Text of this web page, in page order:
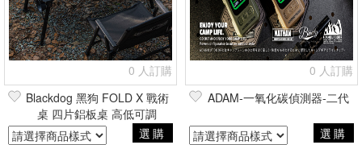
0 人訂購
Blackdog 黑狗 FOLD X 戰術
桌 四片鋁板桌 高低可調
選購
0 人訂購
ADAM-一氧化碳偵測器-二代
選購